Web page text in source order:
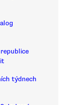
týdnech